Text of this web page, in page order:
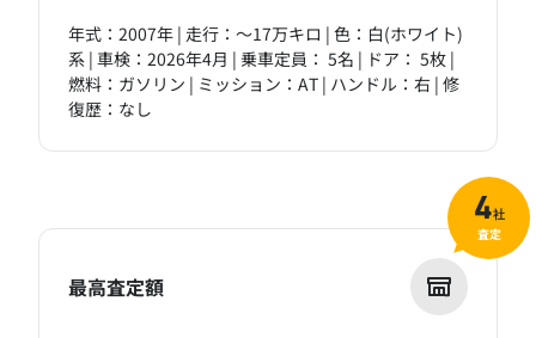
年式：2007年 | 走行：～17万キロ | 色：白(ホワイト)
系 | 車検：2026年4月 | 乗車定員： 5名 | ドア： 5枚 |
燃料：ガソリン | ミッション：AT | ハンドル：右 | 修
復歴：なし
最高査定額
4社
査定